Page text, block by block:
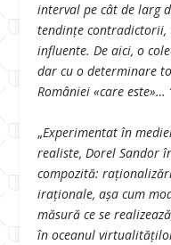
interval pe cât de larg
tendințe
influente. De aici, o
dar cu o determinare
României «care este»…
„Experimentat în
realiste, Dorel Sandor
compozită:
iraționale, așa cum
măsură ce se
în oceanul